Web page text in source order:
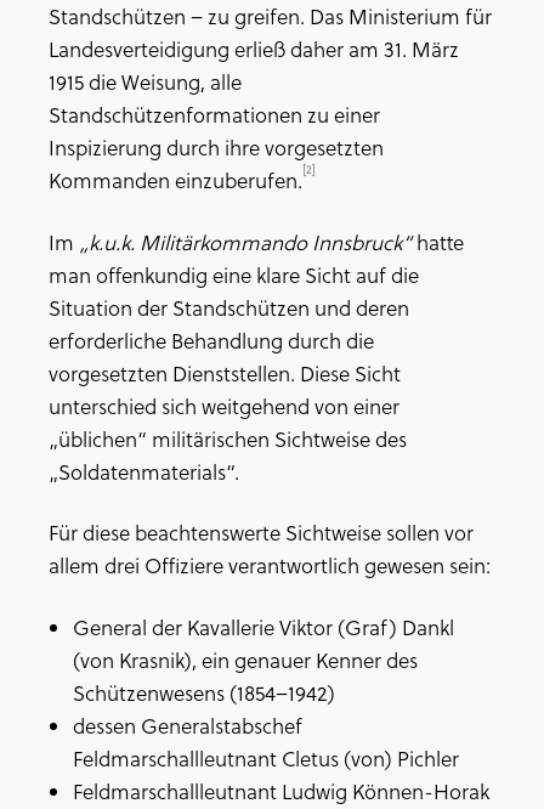
Standschützen – zu greifen. Das Ministerium für
Landesverteidigung erließ daher am 31. März
1915 die Weisung, alle
Standschützenformationen zu einer
Inspizierung durch ihre vorgesetzten
Kommanden einzuberufen.[2]
Im „k.u.k. Militärkommando Innsbruck“hatte
man offenkundig eine klare Sicht auf die
Situation der Standschützen und deren
erforderliche Behandlung durch die
vorgesetzten Dienststellen. Diese Sicht
unterschied sich weitgehend von einer
„üblichen“ militärischen Sichtweise des
„Soldatenmaterials“.
Für diese beachtenswerte Sichtweise sollen vor
allem drei Offiziere verantwortlich gewesen sein:
General der Kavallerie Viktor (Graf) Dankl
(von Krasnik), ein genauer Kenner des
Schützenwesens (1854–1942)
dessen Generalstabschef
Feldmarschallleutnant Cletus (von) Pichler
Feldmarschallleutnant Ludwig Können-Horak